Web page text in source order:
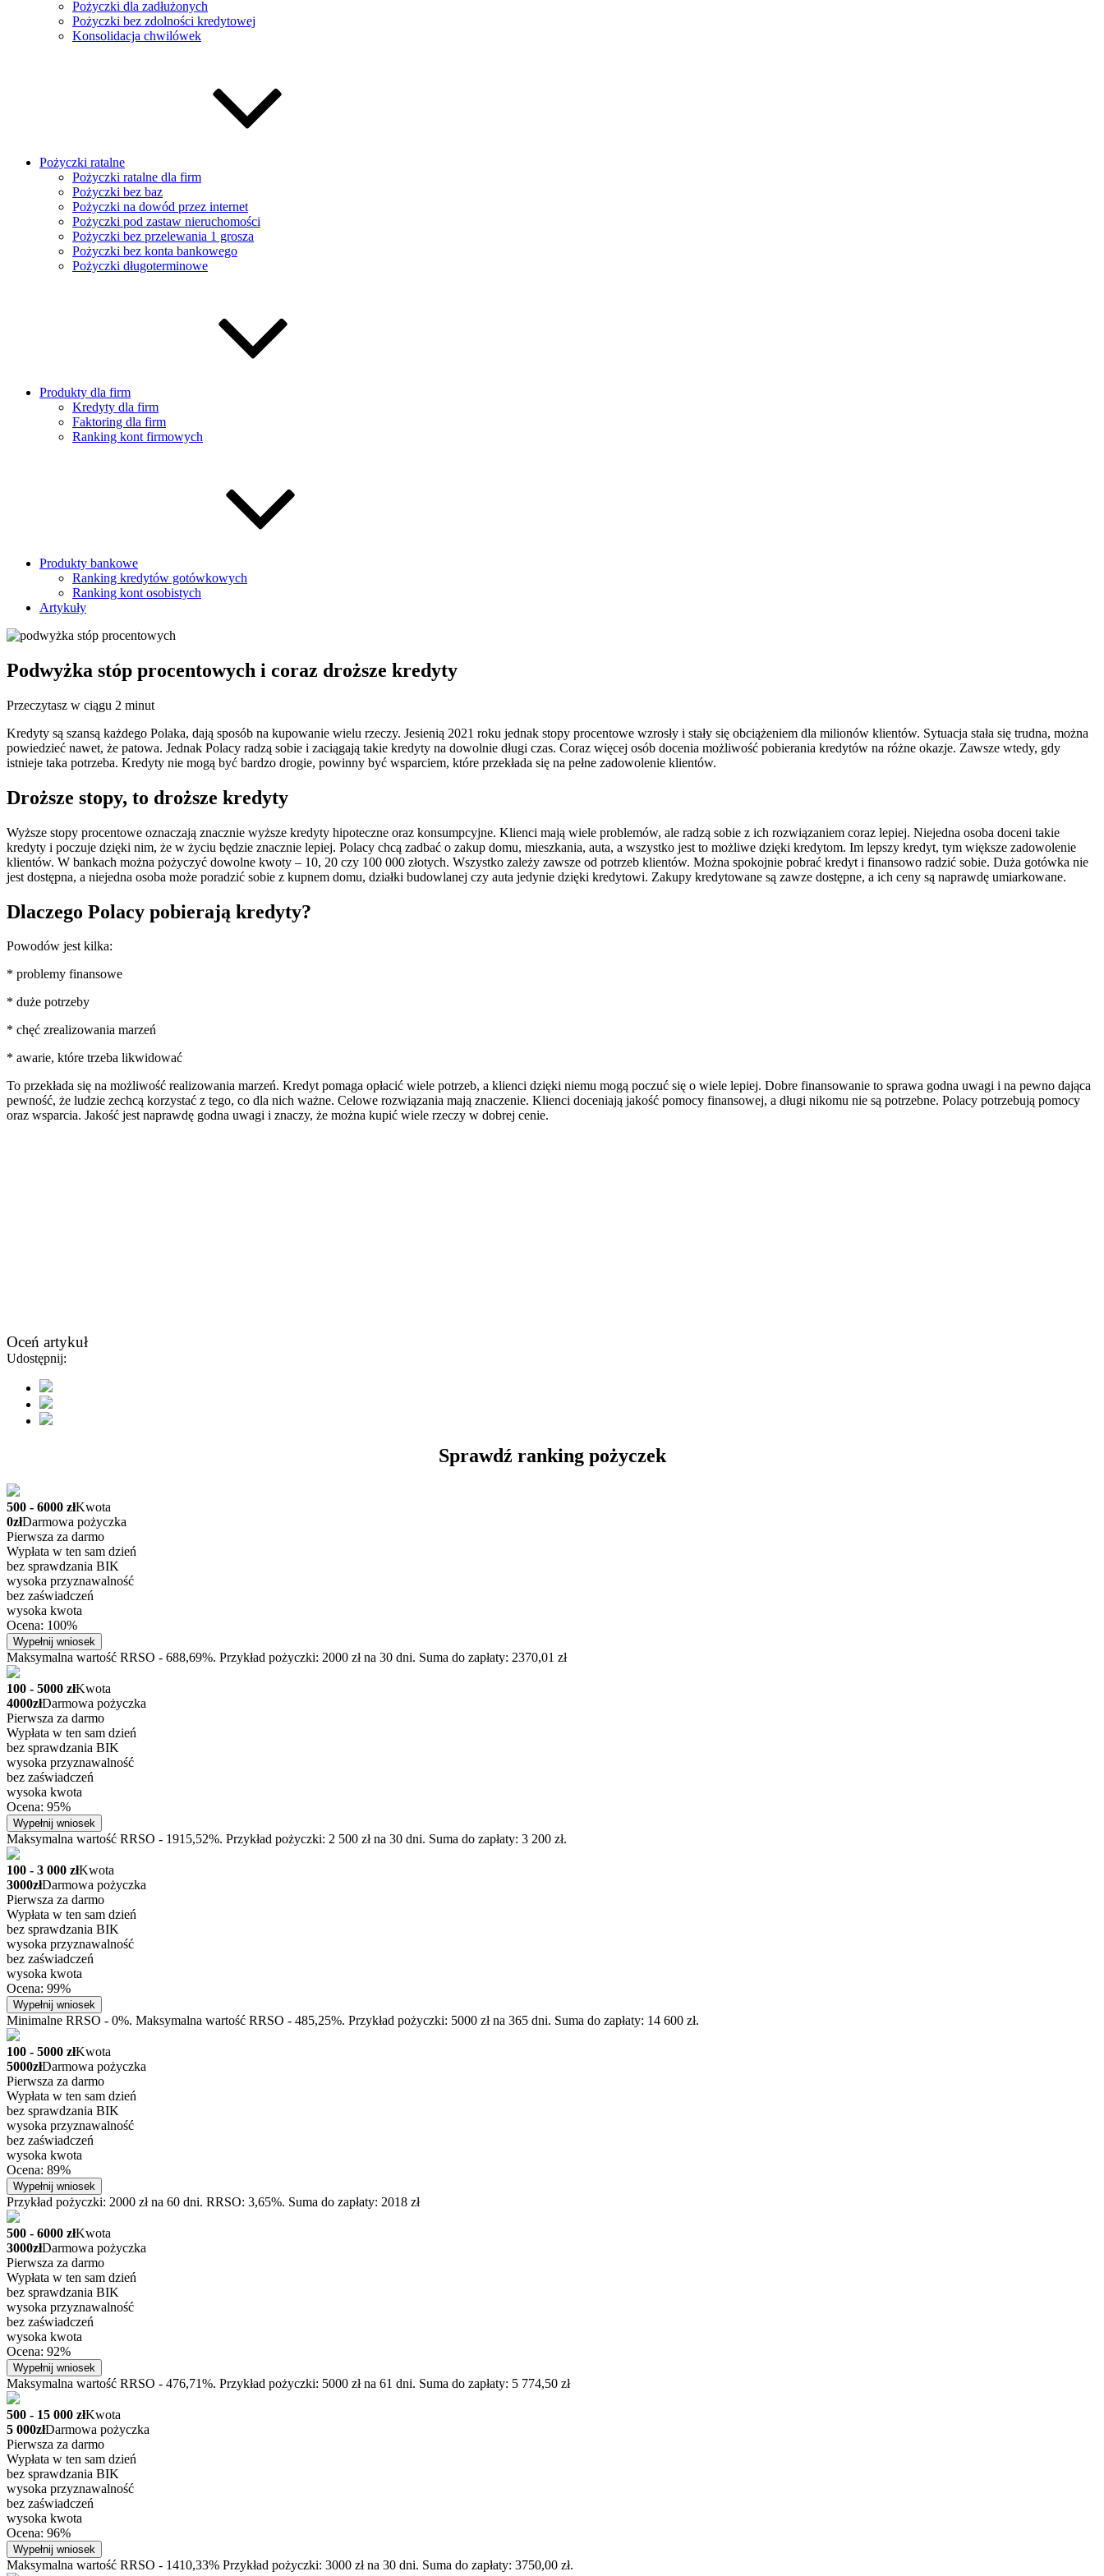
Pożyczki dla zadłużonych
Pożyczki bez zdolności kredytowej
Konsolidacja chwilówek
Pożyczki ratalne
Pożyczki ratalne dla firm
Pożyczki bez baz
Pożyczki na dowód przez internet
Pożyczki pod zastaw nieruchomości
Pożyczki bez przelewania 1 grosza
Pożyczki bez konta bankowego
Pożyczki długoterminowe
Produkty dla firm
Kredyty dla firm
Faktoring dla firm
Ranking kont firmowych
Produkty bankowe
Ranking kredytów gotówkowych
Ranking kont osobistych
Artykuły
Podwyżka stóp procentowych i coraz droższe kredyty
Przeczytasz w ciągu 2 minut
Kredyty są szansą każdego Polaka, dają sposób na kupowanie wielu rzeczy. Jesienią 2021 roku jednak stopy procentowe wzrosły i stały się obciążeniem dla milionów klientów. Sytuacja stała się trudna, można
powiedzieć nawet, że patowa. Jednak Polacy radzą sobie i zaciągają takie kredyty na dowolnie długi czas. Coraz więcej osób docenia możliwość pobierania kredytów na różne okazje. Zawsze wtedy, gdy
istnieje taka potrzeba. Kredyty nie mogą być bardzo drogie, powinny być wsparciem, które przekłada się na pełne zadowolenie klientów.
Droższe stopy, to droższe kredyty
Wyższe stopy procentowe oznaczają znacznie wyższe kredyty hipoteczne oraz konsumpcyjne. Klienci mają wiele problemów, ale radzą sobie z ich rozwiązaniem coraz lepiej. Niejedna osoba doceni takie
kredyty i poczuje dzięki nim, że w życiu będzie znacznie lepiej. Polacy chcą zadbać o zakup domu, mieszkania, auta, a wszystko jest to możliwe dzięki kredytom. Im lepszy kredyt, tym większe zadowolenie
klientów. W bankach można pożyczyć dowolne kwoty – 10, 20 czy 100 000 złotych. Wszystko zależy zawsze od potrzeb klientów. Można spokojnie pobrać kredyt i finansowo radzić sobie. Duża gotówka nie
jest dostępna, a niejedna osoba może poradzić sobie z kupnem domu, działki budowlanej czy auta jedynie dzięki kredytowi. Zakupy kredytowane są zawze dostępne, a ich ceny są naprawdę umiarkowane.
Dlaczego Polacy pobierają kredyty?
Powodów jest kilka:
* problemy finansowe
* duże potrzeby
* chęć zrealizowania marzeń
* awarie, które trzeba likwidować
To przekłada się na możliwość realizowania marzeń. Kredyt pomaga opłacić wiele potrzeb, a klienci dzięki niemu mogą poczuć się o wiele lepiej. Dobre finansowanie to sprawa godna uwagi i na pewno dająca
pewność, że ludzie zechcą korzystać z tego, co dla nich ważne. Celowe rozwiązania mają znaczenie. Klienci doceniają jakość pomocy finansowej, a długi nikomu nie są potrzebne. Polacy potrzebują pomocy
oraz wsparcia. Jakość jest naprawdę godna uwagi i znaczy, że można kupić wiele rzeczy w dobrej cenie.
Oceń artykuł
Udostępnij:
Sprawdź ranking pożyczek
500 - 6000 złKwota
0złDarmowa pożyczka
Pierwsza za darmo
Wypłata w ten sam dzień
bez sprawdzania BIK
wysoka przyznawalność
bez zaświadczeń
wysoka kwota
Ocena: 100%
Wypełnij wniosek
Maksymalna wartość RRSO - 688,69%. Przykład pożyczki: 2000 zł na 30 dni. Suma do zapłaty: 2370,01 zł
100 - 5000 złKwota
4000złDarmowa pożyczka
Pierwsza za darmo
Wypłata w ten sam dzień
bez sprawdzania BIK
wysoka przyznawalność
bez zaświadczeń
wysoka kwota
Ocena: 95%
Wypełnij wniosek
Maksymalna wartość RRSO - 1915,52%. Przykład pożyczki: 2 500 zł na 30 dni. Suma do zapłaty: 3 200 zł.
100 - 3 000 złKwota
3000złDarmowa pożyczka
Pierwsza za darmo
Wypłata w ten sam dzień
bez sprawdzania BIK
wysoka przyznawalność
bez zaświadczeń
wysoka kwota
Ocena: 99%
Wypełnij wniosek
Minimalne RRSO - 0%. Maksymalna wartość RRSO - 485,25%. Przykład pożyczki: 5000 zł na 365 dni. Suma do zapłaty: 14 600 zł.
100 - 5000 złKwota
5000złDarmowa pożyczka
Pierwsza za darmo
Wypłata w ten sam dzień
bez sprawdzania BIK
wysoka przyznawalność
bez zaświadczeń
wysoka kwota
Ocena: 89%
Wypełnij wniosek
Przykład pożyczki: 2000 zł na 60 dni. RRSO: 3,65%. Suma do zapłaty: 2018 zł
500 - 6000 złKwota
3000złDarmowa pożyczka
Pierwsza za darmo
Wypłata w ten sam dzień
bez sprawdzania BIK
wysoka przyznawalność
bez zaświadczeń
wysoka kwota
Ocena: 92%
Wypełnij wniosek
Maksymalna wartość RRSO - 476,71%. Przykład pożyczki: 5000 zł na 61 dni. Suma do zapłaty: 5 774,50 zł
500 - 15 000 złKwota
5 000złDarmowa pożyczka
Pierwsza za darmo
Wypłata w ten sam dzień
bez sprawdzania BIK
wysoka przyznawalność
bez zaświadczeń
wysoka kwota
Ocena: 96%
Wypełnij wniosek
Maksymalna wartość RRSO - 1410,33% Przykład pożyczki: 3000 zł na 30 dni. Suma do zapłaty: 3750,00 zł.